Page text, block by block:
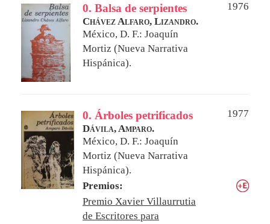
0. Balsa de serpientes
1976
Chávez Alfaro, Lizandro.
México, D. F.: Joaquín
Mortiz (Nueva Narrativa
Hispánica).
0. Árboles petrificados
1977
Dávila, Amparo.
México, D. F.: Joaquín
Mortiz (Nueva Narrativa
Hispánica).
Premios:
Premio Xavier Villaurrutia
de Escritores para